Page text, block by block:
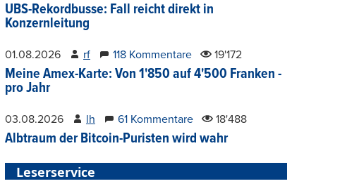
UBS-Rekordbusse: Fall reicht direkt in
Konzernleitung
01.08.2026 rf 118 Kommentare 19'172
Meine Amex-Karte: Von 1'850 auf 4'500 Franken -
pro Jahr
03.08.2026 lh 61 Kommentare 18'488
Albtraum der Bitcoin-Puristen wird wahr
Leserservice